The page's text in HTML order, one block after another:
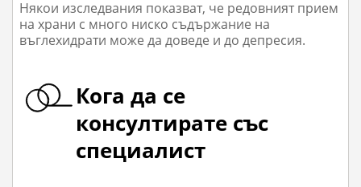
Някои изследвания показват, че редовният прием
на храни с много ниско съдържание на
въглехидрати може да доведе и до депресия.
Кога да се
консултирате със
специалист